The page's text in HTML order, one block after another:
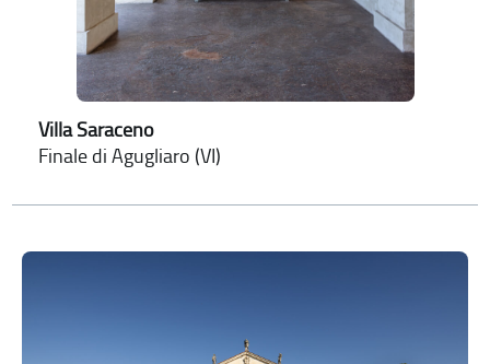
Villa Saraceno
Finale di Agugliaro (VI)